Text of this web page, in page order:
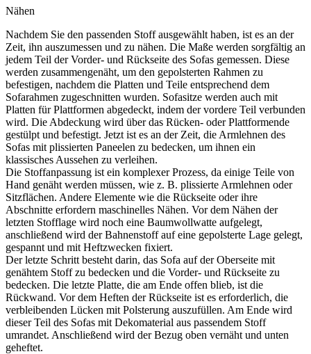
Nähen
Nachdem Sie den passenden Stoff ausgewählt haben, ist es an der
Zeit, ihn auszumessen und zu nähen. Die Maße werden sorgfältig an
jedem Teil der Vorder- und Rückseite des Sofas gemessen. Diese
werden zusammengenäht, um den gepolsterten Rahmen zu
befestigen, nachdem die Platten und Teile entsprechend dem
Sofarahmen zugeschnitten wurden. Sofasitze werden auch mit
Platten für Plattformen abgedeckt, indem der vordere Teil verbunden
wird. Die Abdeckung wird über das Rücken- oder Plattformende
gestülpt und befestigt. Jetzt ist es an der Zeit, die Armlehnen des
Sofas mit plissierten Paneelen zu bedecken, um ihnen ein
klassisches Aussehen zu verleihen.
Die Stoffanpassung ist ein komplexer Prozess, da einige Teile von
Hand genäht werden müssen, wie z. B. plissierte Armlehnen oder
Sitzflächen. Andere Elemente wie die Rückseite oder ihre
Abschnitte erfordern maschinelles Nähen. Vor dem Nähen der
letzten Stofflage wird noch eine Baumwollwatte aufgelegt,
anschließend wird der Bahnenstoff auf eine gepolsterte Lage gelegt,
gespannt und mit Heftzwecken fixiert.
Der letzte Schritt besteht darin, das Sofa auf der Oberseite mit
genähtem Stoff zu bedecken und die Vorder- und Rückseite zu
bedecken. Die letzte Platte, die am Ende offen blieb, ist die
Rückwand. Vor dem Heften der Rückseite ist es erforderlich, die
verbleibenden Lücken mit Polsterung auszufüllen. Am Ende wird
dieser Teil des Sofas mit Dekomaterial aus passendem Stoff
umrandet. Anschließend wird der Bezug oben vernäht und unten
geheftet.